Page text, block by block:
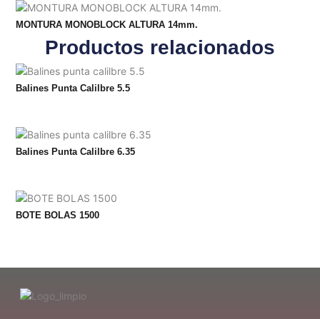
Productos relacionados
MONTURA MONOBLOCK ALTURA 14mm.
Balines Punta Calilbre 5.5
Balines Punta Calilbre 6.35
BOTE BOLAS 1500